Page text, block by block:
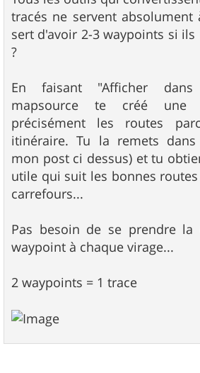
tracés ne servent
sert d'avoir 2-3 waypoints si
?
En faisant "Afficher dans
mapsource te créé
précisément les routes
itinéraire. Tu la remets
mon post ci dessus) et tu
utile qui suit les bonnes
carrefours...
Pas besoin de se prendre
waypoint à chaque virage...
2 waypoints = 1 trace